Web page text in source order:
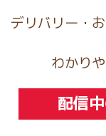
デリバリー・
わかり
配信